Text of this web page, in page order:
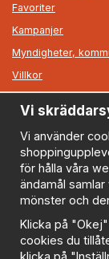
Favoriter
Kampanjer
Myndigheter,
Villkor
Information
Om oss
Nyheter
Nyhetsbrev
Logga in
Om cookies
Cookie inställningar
Vi
Vi använder
för hålla våra
ändamål
mönster och
Klicka på
cookies du